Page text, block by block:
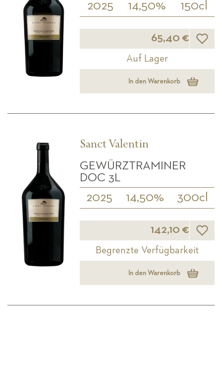
2025 14,50% 150cl
65,40 €
Auf Lager
In den Warenkorb
Sanct Valentin
GEWÜRZTRAMINER
DOC 3L
2025 14,50% 300cl
142,10 €
Begrenzte Verfügbarkeit
In den Warenkorb